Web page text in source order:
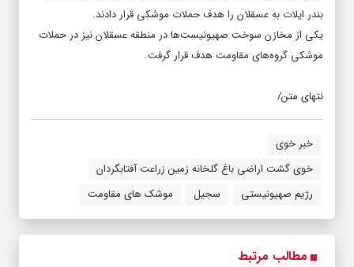
بندر ایلات به عسقلان را هدف حملات موشکی قرار دادند.
یکی از مخازن سوخت صهیونیست‌ها در منطقه عسقلان نیز در حملات
موشکی گروه‌های مقاومت هدف قرار گرفت.
نتهای متن/
خبر خوی
خوی گشت اراضی باغ گلخانه زمین زراعت آفتابگردان
رژیم صهیونیستی
سجیل موشک های مقاومت
مطالب مرتبط